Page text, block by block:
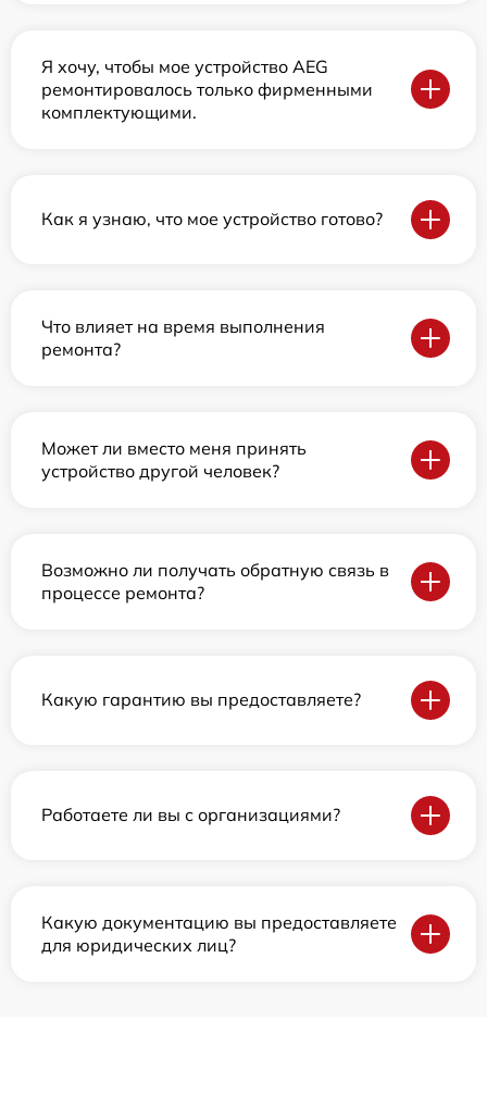
Я хочу, чтобы мое устройство AEG
ремонтировалось только фирменными
комплектующими.
Как я узнаю, что мое устройство готово?
Что влияет на время выполнения
ремонта?
Может ли вместо меня принять
устройство другой человек?
Возможно ли получать обратную связь в
процессе ремонта?
Какую гарантию вы предоставляете?
Работаете ли вы с организациями?
Какую документацию вы предоставляете
для юридических лиц?